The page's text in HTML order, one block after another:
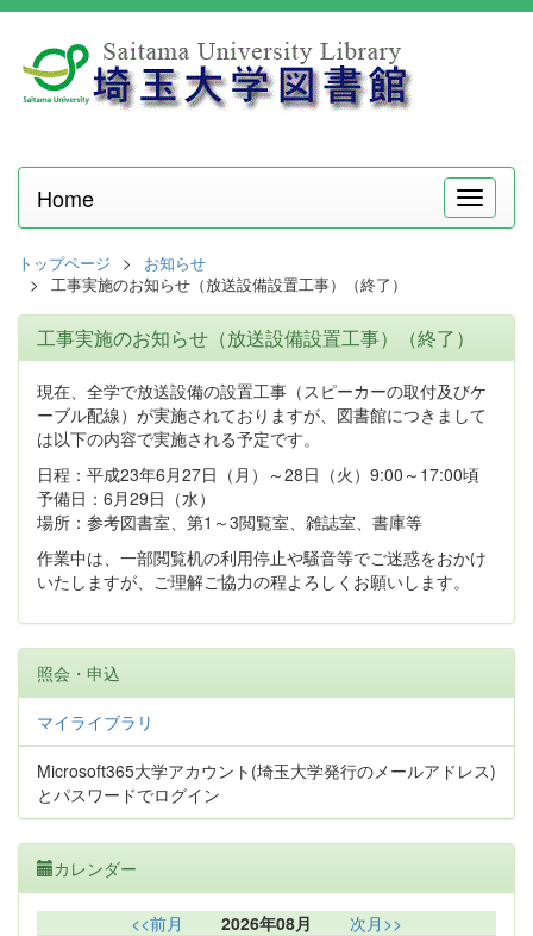
メ
ニ
Home
トップページ
お知らせ
工事実施のお知らせ（放送設備設置工事）（終了）
工事実施のお知らせ（放送設備設置工事）（終了）
現在、全学で放送設備の設置工事（スピーカーの取付及びケ
ーブル配線）が実施されておりますが、図書館につきまして
は以下の内容で実施される予定です。
日程：平成23年6月27日（月）～28日（火）9:00～17:00頃
予備日：6月29日（水）
場所：参考図書室、第1～3閲覧室、雑誌室、書庫等
作業中は、一部閲覧机の利用停止や騒音等でご迷惑をおかけ
いたしますが、ご理解ご協力の程よろしくお願いします。
照会・申込
マイライブラリ
Microsoft365大学アカウント(埼玉大学発行のメールアドレス)
とパスワードでログイン
カレンダー
<<前月 2026年08月
次月>>